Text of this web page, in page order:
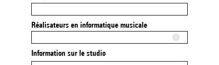
Réalisateurs en informatique musicale
Information sur le studio